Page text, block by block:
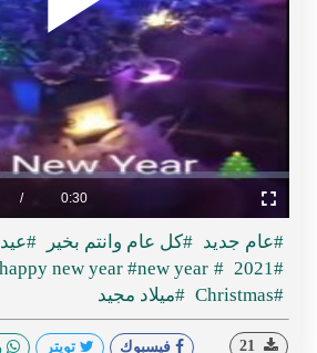
/ Duration
0:30 Fullscreen
#عام جديد #كل عام وانتم بخير
#عيد
#2021
#happy new year
#new year
#Christmas
#ميلاد مجيد
فيسبوك تويتر